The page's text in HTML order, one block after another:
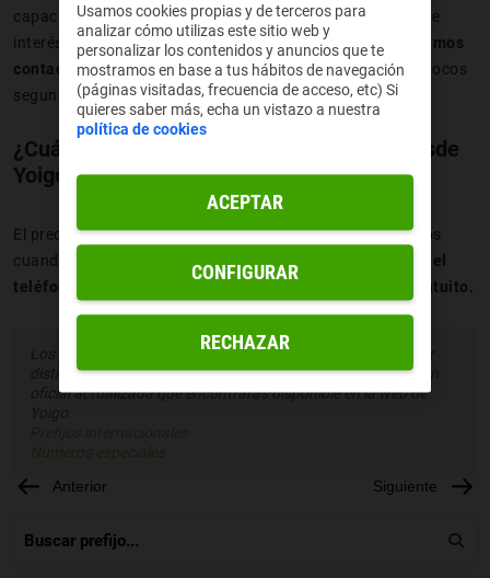
capacidad para proteger o socorrer a personas y bienes de
interés público. Se trata de una labor útil con la que podemos
contactar marcando el número 1006y ser atendidos en pocos
segundos.
¿Cuánto cuesta llamar al teléfono 1006 desde
Yoigo?
El precio no es uno de los aspectos que debe preocuparnos
cuando queramos contactar con Protección Civil.
Marcar el
teléfono 1006 si eres cliente de Yoigo es totalmente gratuito.
Los precios de los distintos prefijos pueden ser variables por
distintas cuestiones. Siempre puedes acudir a la información
oficial actualizada que encontrarás disponible en la web de
Prefijos internacionales
Números especiales
Anterior
Siguiente
Usamos cookies propias y de terceros para
analizar cómo utilizas este sitio web y
personalizar los contenidos y anuncios que te
mostramos en base a tus hábitos de navegación
(páginas visitadas, frecuencia de acceso, etc) Si
quieres saber más, echa un vistazo a nuestra
política de cookies
RECHAZAR
ACEPTAR
CONFIGURAR